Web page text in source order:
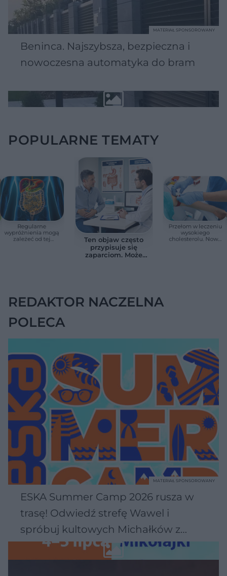
Beninca. Najszybsza, bezpieczna i
nowoczesna automatyka do bram
MATERIAŁ SPONSOROWANY
POPULARNE TEMATY
Regularne
wypróżnienia mogą
zależeć od tej
Ten objaw często
przypisuje się
zaparciom. Może
Przełom w leczeniu
wysokiego
cholesterolu. Nowa
REDAKTOR NACZELNA
POLECA
ESKA Summer Camp 2026 rusza w
trasę! Odwiedź strefę Wawel i
spróbuj kultowych Michałków z
Wawelu
MATERIAŁ SPONSOROWANY